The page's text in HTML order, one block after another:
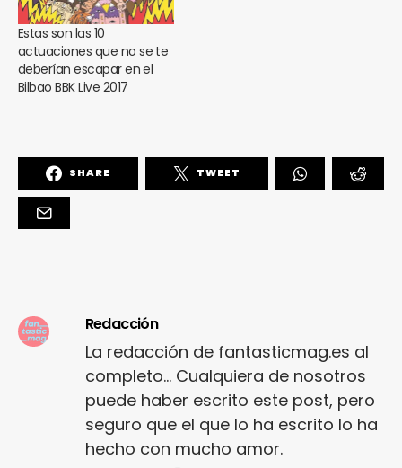
Estas son las 10
actuaciones que no se te
deberían escapar en el
Bilbao BBK Live 2017
SHARE TWEET
Redacción
La redacción de fantasticmag.es al
completo... Cualquiera de nosotros
puede haber escrito este post, pero
seguro que el que lo ha escrito lo ha
hecho con mucho amor.